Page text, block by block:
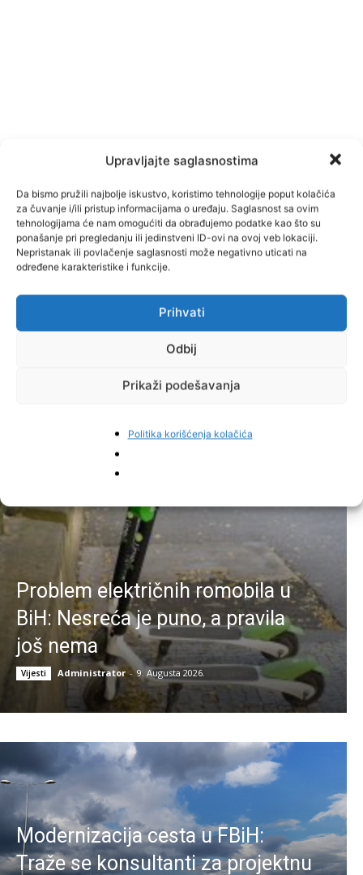
Upravljajte saglasnostima
Da bismo pružili najbolje iskustvo, koristimo tehnologije poput kolačića
za čuvanje i/ili pristup informacijama o uređaju. Saglasnost sa ovim
tehnologijama će nam omogućiti da obrađujemo podatke kao što su
ponašanje pri pregledanju ili jedinstveni ID-ovi na ovoj veb lokaciji.
Nepristanak ili povlačenje saglasnosti može negativno uticati na
određene karakteristike i funkcije.
Prihvati
Odbij
Prikaži podešavanja
Politika korišćenja kolačića
TAGOVI Tešanj
Pinterest
Najnovije vijesti
Problem električnih romobila u
BiH: Nesreća je puno, a pravila
još nema
Vijesti Administrator - 9. Augusta 2026.
Modernizacija cesta u FBiH:
Traže se konsultanti za projektnu